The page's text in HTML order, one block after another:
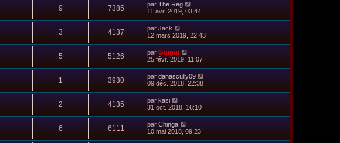
9 7385 par The Reg
11 avr. 2019, 03:44
3 4137 par Jack
12 mars 2019, 22:43
5 5126 par Guigui
25 févr. 2019, 11:07
1 3930 par danascully09
09 déc. 2018, 22:38
2 4135 par kasi
31 oct. 2018, 16:10
6 6111 par Chinga
10 mai 2018, 09:23